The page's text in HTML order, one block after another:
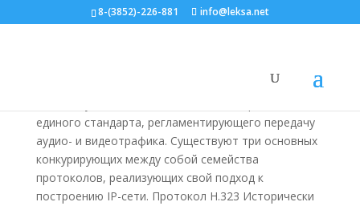
8-(3852)-226-881 info@leksa.net
единого стандарта, регламентирующего передачу
аудио- и видеотрафика. Существуют три основных
конкурирующих между собой семейства
протоколов, реализующих свой подход к
построению IP-сети. Протокол H.323 Исторически